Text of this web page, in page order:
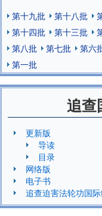
第十九批
第十八批
第十四批
第十三批
第八批
第七批 第六
第一批
追查
更新版
导读
目录
网络版
电子书
追查迫害法轮功国